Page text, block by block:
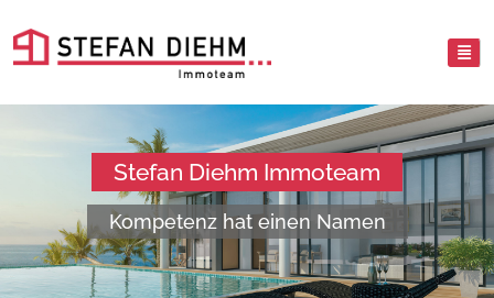
Stefan Diehm Immoteam
Kompetenz hat einen Namen